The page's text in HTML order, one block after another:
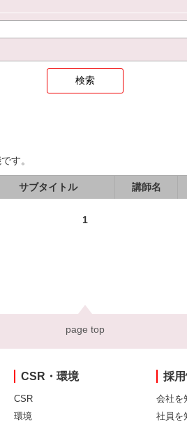
す。
サブタイトル 講師名
1
page top
CSR・環境
CSR
環境
採
会社を
社員を